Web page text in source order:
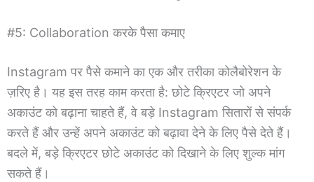
#5: Collaboration करके पैसा कमाए
Instagram पर पैसे कमाने का एक और तरीका कोलैबोरेशन के
ज़रिए है। यह इस तरह काम करता है: छोटे क्रिएटर जो अपने
अकाउंट को बढ़ाना चाहते हैं, वे बड़े Instagram सितारों से संपर्क
करते हैं और उन्हें अपने अकाउंट को बढ़ावा देने के लिए पैसे देते हैं।
बदले में, बड़े क्रिएटर छोटे अकाउंट को दिखाने के लिए शुल्क मांग
सकते हैं।